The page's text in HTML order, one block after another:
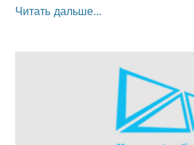
Читать дальше...